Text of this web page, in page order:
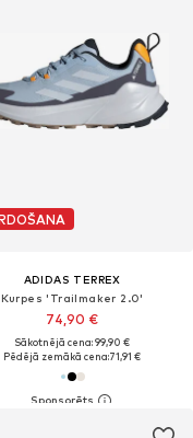
ADIDAS TERREX
Kurpes 'Trailmaker 2.0'
74,90 €
Sākotnējā cena: 99,90 €
Pēdējā zemākā cena:71,91 €